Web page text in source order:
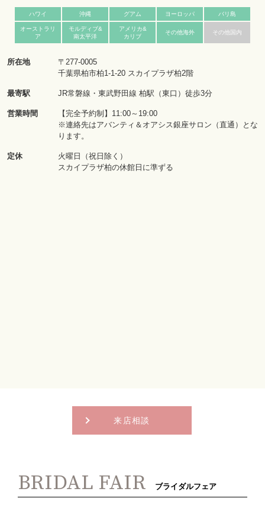
ハワイ 沖縄 グアム ヨーロッパ バリ島
オーストラリ
ア
モルディブ&
南太平洋
アメリカ&
カリブ
その他海外 その他国内
所在地
〒277-0005
千葉県柏市柏1-1-20 スカイプラザ柏2階
最寄駅 JR常磐線・東武野田線 柏駅（東口）徒歩3分
営業時間
【完全予約制】11:00～19:00
※連絡先はアバンティ＆オアシス銀座サロン（直通）とな
ります。
定休
火曜日（祝日除く）
スカイプラザ柏の休館日に準ずる
来店相談
BRIDAL FAIR ブライダルフェア